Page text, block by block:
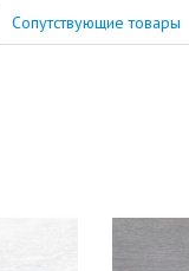
Сопутствующие товары